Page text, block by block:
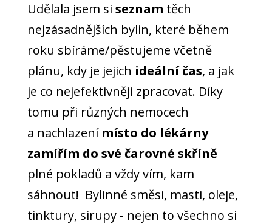
Udělala jsem si seznam těch
nejzásadnějších bylin, které během
roku sbíráme/pěstujeme včetně
plánu, kdy je jejich ideální čas, a jak
je co nejefektivněji zpracovat. Díky
tomu při různých nemocech
a nachlazení místo do lékárny
zamířím do své čarovné skříně
plné pokladů a vždy vím, kam
sáhnout! Bylinné směsi, masti, oleje,
tinktury, sirupy - nejen to všechno si